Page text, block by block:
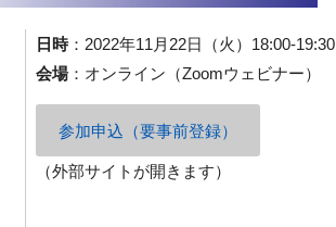
日時： 2022年11月22日（火）18:00-19:30
会場： オンライン （Zoomウェビナー）
参加申込（要事前登録）
（外部サイトが開きます）